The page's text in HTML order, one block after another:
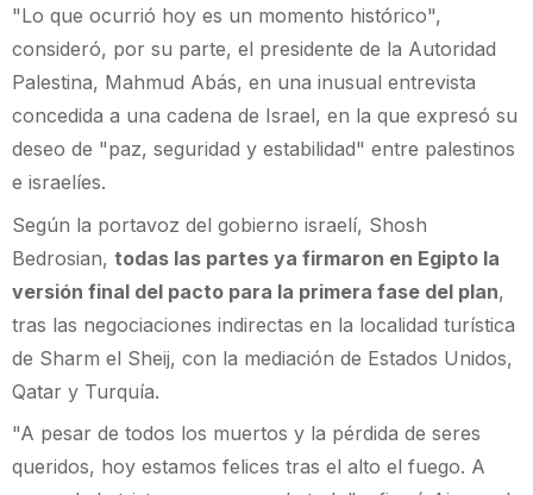
"Lo que ocurrió hoy es un momento histórico",
consideró, por su parte, el presidente de la Autoridad
Palestina, Mahmud Abás, en una inusual entrevista
concedida a una cadena de Israel, en la que expresó su
deseo de "paz, seguridad y estabilidad" entre palestinos
e israelíes.
Según la portavoz del gobierno israelí, Shosh
Bedrosian, todas las partes ya firmaron en Egipto la
versión final del pacto para la primera fase del plan,
tras las negociaciones indirectas en la localidad turística
de Sharm el Sheij, con la mediación de Estados Unidos,
Qatar y Turquía.
"A pesar de todos los muertos y la pérdida de seres
queridos, hoy estamos felices tras el alto el fuego. A